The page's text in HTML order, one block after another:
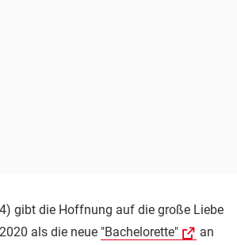
gibt die Hoffnung auf die große Liebe
als die neue "Bachelorette"
an